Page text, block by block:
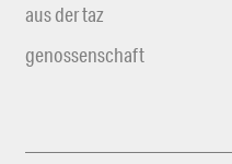
aus der taz
genossenschaft